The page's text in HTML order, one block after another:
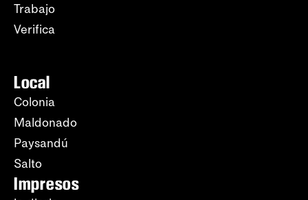
Trabajo
Verifica
Local
Colonia
Maldonado
Paysandú
Salto
Impresos